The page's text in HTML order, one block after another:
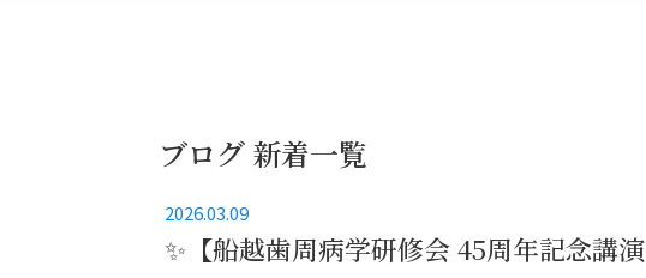
ブログ 新着一覧
2026.03.09
✨【船越歯周病学研修会 45周年